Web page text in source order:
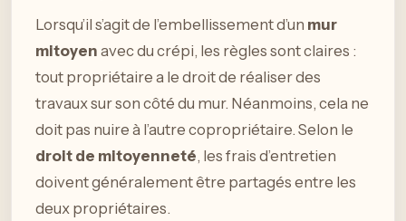
Lorsqu’il s’agit de l’embellissement d’un mur
mitoyen avec du crépi, les règles sont claires :
tout propriétaire a le droit de réaliser des
travaux sur son côté du mur. Néanmoins, cela ne
doit pas nuire à l’autre copropriétaire. Selon le
droit de mitoyenneté, les frais d’entretien
doivent généralement être partagés entre les
deux propriétaires.